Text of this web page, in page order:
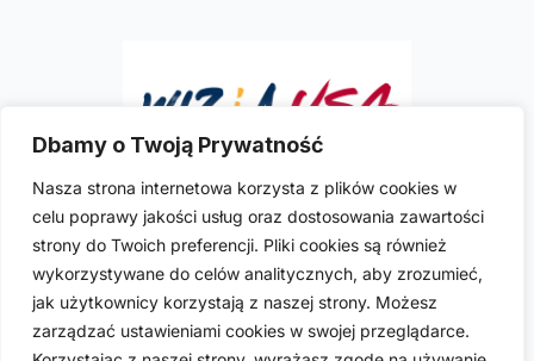
Dbamy o Twoją Prywatność
Nasza strona internetowa korzysta z plików cookies w
celu poprawy jakości usług oraz dostosowania zawartości
strony do Twoich preferencji. Pliki cookies są również
wykorzystywane do celów analitycznych, aby zrozumieć,
jak użytkownicy korzystają z naszej strony. Możesz
zarządzać ustawieniami cookies w swojej przeglądarce.
Ilona R. Szymkowiczto doświadczona i
wykwalifikowana polska prawniczka imigracyjna
praktykująca w USA. Posiada licencje do wykonywania
zawodu w sześciu stanach USA: Kalifornii, Kolorado,
Florydzie, Nevadzie, Nowym Jorku i Teksasie.